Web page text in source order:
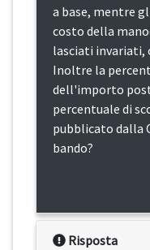
a base, mentre
costo della
lasciati invariati,
Inoltre la
dell'importo
percentuale di
pubblicato dalla
bando?
Risposta